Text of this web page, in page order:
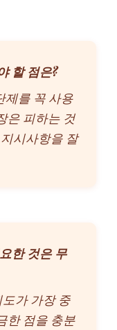
할 점은?
제를 꼭 사용
은 피하는 것
시사항을 잘
한 것은 무
가 가장 중
한 점을 충분